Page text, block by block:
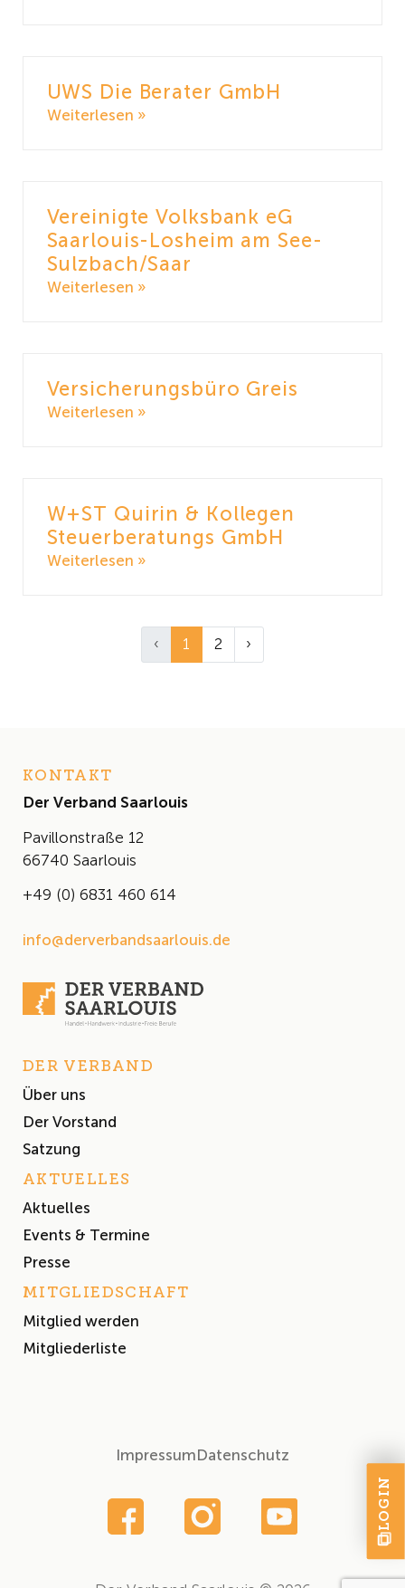
UWS Die Berater GmbH
Weiterlesen »
Vereinigte Volksbank eG
Saarlouis-Losheim am See-
Sulzbach/Saar
Weiterlesen »
Versicherungsbüro Greis
Weiterlesen »
W+ST Quirin & Kollegen
Steuerberatungs GmbH
Weiterlesen »
‹ 1 2 ›
KONTAKT
Der Verband Saarlouis
Pavillonstraße 12
66740 Saarlouis
+49 (0) 6831 460 614
info@derverbandsaarlouis.de
DER VERBAND
Über uns
Der Vorstand
Satzung
AKTUELLES
Aktuelles
Events & Termine
Presse
MITGLIEDSCHAFT
Mitglied werden
Mitgliederliste
ImpressumDatenschutz
LOGIN